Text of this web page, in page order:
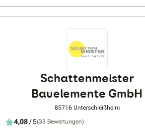
sind uns sehr wichtig, aus diesem Grund
für Sie als fester und einziger Ansprechpartner
eingeteilt wird, zuverlässig betreut. Wir freuen uns auf
Schattenmeister
Bauelemente GmbH
85716 Unterschleißheim
4,08/ 5(33 Bewertungen)